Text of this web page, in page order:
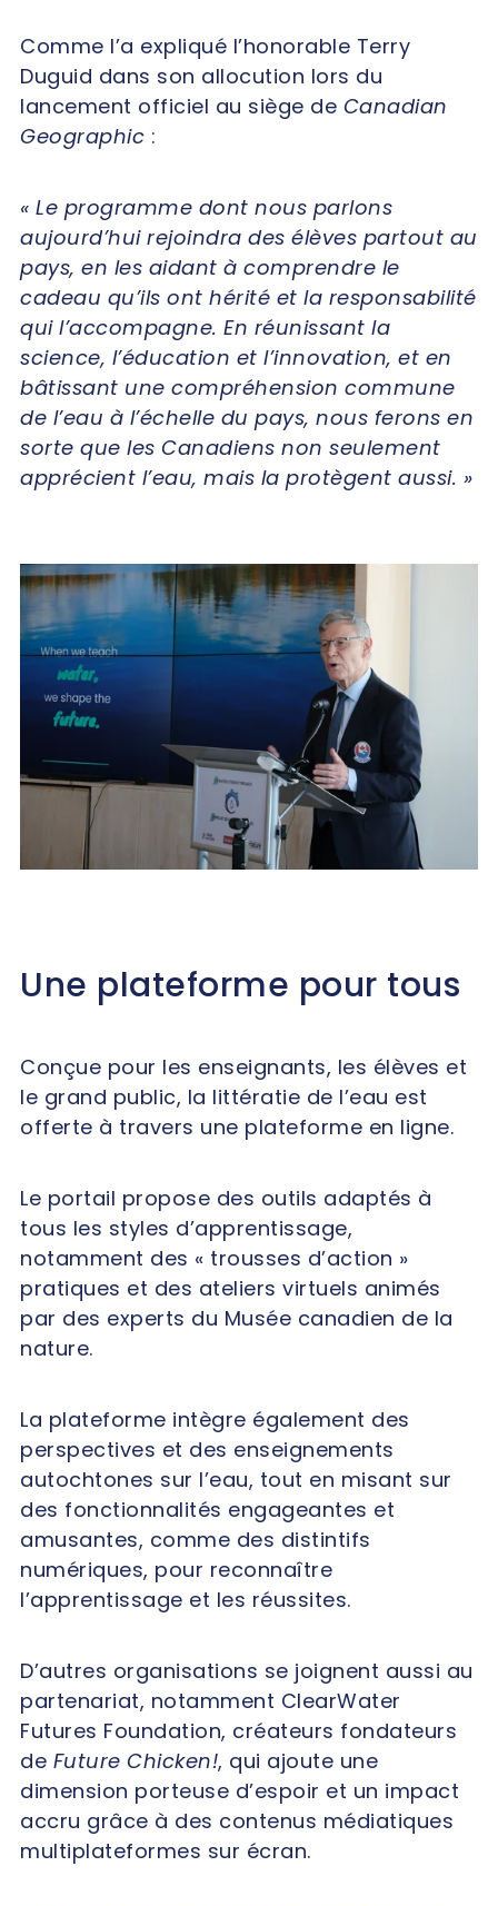
Comme l’a expliqué l’honorable Terry
Duguid dans son allocution lors du
lancement officiel au siège de Canadian
Geographic :
« Le programme dont nous parlons
aujourd’hui rejoindra des élèves partout au
pays, en les aidant à comprendre le
cadeau qu’ils ont hérité et la responsabilité
qui l’accompagne. En réunissant la
science, l’éducation et l’innovation, et en
bâtissant une compréhension commune
de l’eau à l’échelle du pays, nous ferons en
sorte que les Canadiens non seulement
apprécient l’eau, mais la protègent aussi. »
Une plateforme pour tous
Conçue pour les enseignants, les élèves et
le grand public, la littératie de l’eau est
offerte à travers une plateforme en ligne.
Le portail propose des outils adaptés à
tous les styles d’apprentissage,
notamment des « trousses d’action »
pratiques et des ateliers virtuels animés
par des experts du Musée canadien de la
nature.
La plateforme intègre également des
perspectives et des enseignements
autochtones sur l’eau, tout en misant sur
des fonctionnalités engageantes et
amusantes, comme des distintifs
numériques, pour reconnaître
l’apprentissage et les réussites.
D’autres organisations se joignent aussi au
partenariat, notamment ClearWater
Futures Foundation, créateurs fondateurs
de Future Chicken!, qui ajoute une
dimension porteuse d’espoir et un impact
accru grâce à des contenus médiatiques
multiplateformes sur écran.